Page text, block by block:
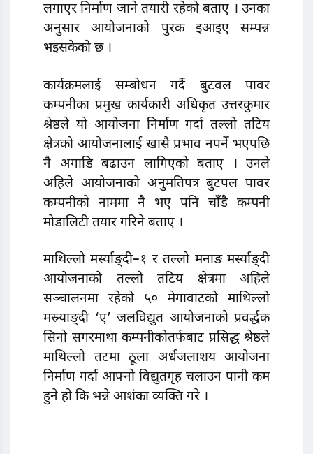
लगाएर निर्माण जाने तयारी रहेको बताए । उनका
अनुसार आयोजनाको पुरक इआइए सम्पन्न
भइसकेको छ ।
कार्यक्रमलाई सम्बोधन गर्दै बुटवल पावर
कम्पनीका प्रमुख कार्यकारी अधिकृत उत्तरकुमार
श्रेष्ठले यो आयोजना निर्माण गर्दा तल्लो तटिय
क्षेत्रको आयोजनालाई खासै प्रभाव नपर्ने भएपछि
नै अगाडि बढाउन लागिएको बताए । उनले
अहिले आयोजनाको अनुमतिपत्र बुटपल पावर
कम्पनीको नाममा नै भए पनि चाँडै कम्पनी
मोडालिटी तयार गरिने बताए ।
माथिल्लो मर्स्याङ्दी–१ र तल्लो मनाङ मर्स्याङ्दी
आयोजनाको तल्लो तटिय क्षेत्रमा अहिले
सञ्चालनमा रहेको ५० मेगावाटको माथिल्लो
मस्र्याङ्दी ‘ए’ जलविद्युत आयोजनाको प्रवर्द्धक
सिनो सगरमाथा कम्पनीकोतर्फबाट प्रसिद्ध श्रेष्ठले
माथिल्लो तटमा ठूला अर्धजलाशय आयोजना
निर्माण गर्दा आफ्नो विद्युतगृह चलाउन पानी कम
हुने हो कि भन्ने आशंका व्यक्ति गरे ।